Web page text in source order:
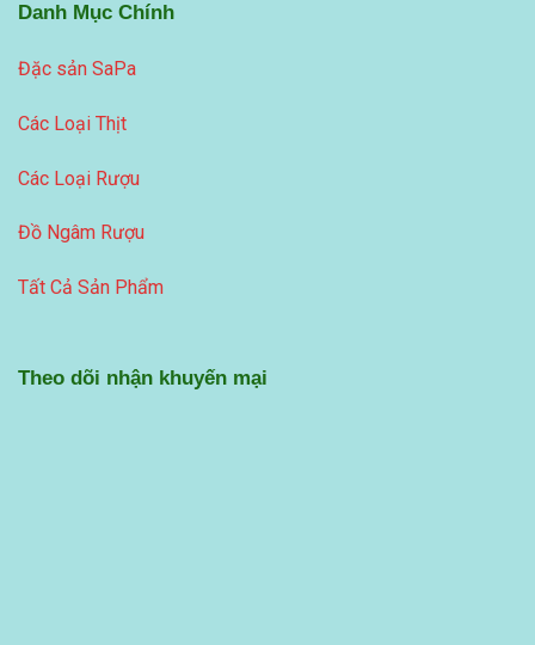
Danh Mục Chính
Đặc sản SaPa
Các Loại Thịt
Các Loại Rượu
Đồ Ngâm Rượu
Tất Cả Sản Phẩm
Theo dõi nhận khuyến mại